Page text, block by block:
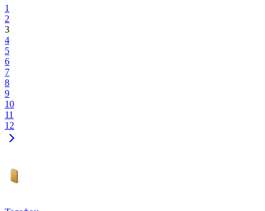
1
2
3
4
5
6
7
8
9
10
11
12